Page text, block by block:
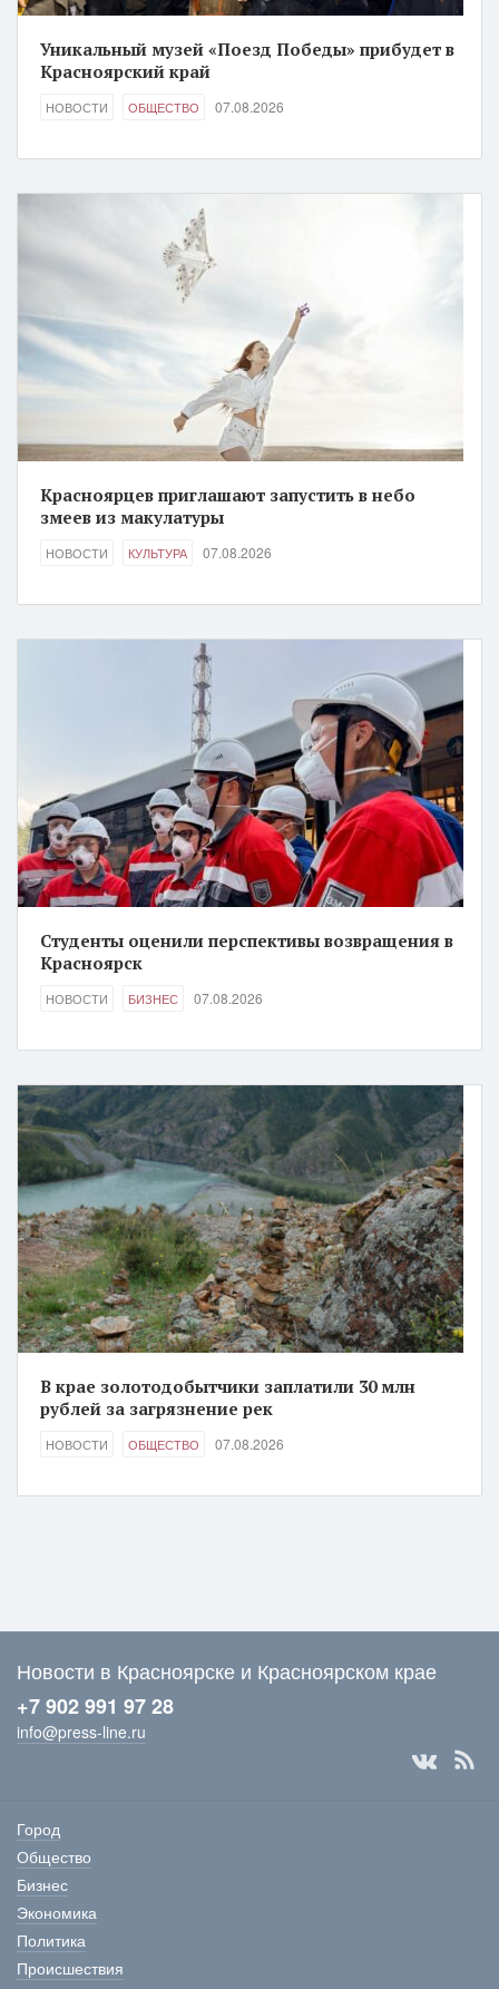
Уникальный музей «Поезд Победы» прибудет в
Красноярский край
НОВОСТИ ОБЩЕСТВО 07.08.2026
Красноярцев приглашают запустить в небо
змеев из макулатуры
НОВОСТИ КУЛЬТУРА 07.08.2026
Студенты оценили перспективы возвращения в
Красноярск
НОВОСТИ БИЗНЕС 07.08.2026
В крае золотодобытчики заплатили 30 млн
рублей за загрязнение рек
НОВОСТИ ОБЩЕСТВО 07.08.2026
Новости в Красноярске и Красноярском крае
+7 902 991 97 28
info@press-line.ru
Город
Общество
Бизнес
Экономика
Политика
Происшествия